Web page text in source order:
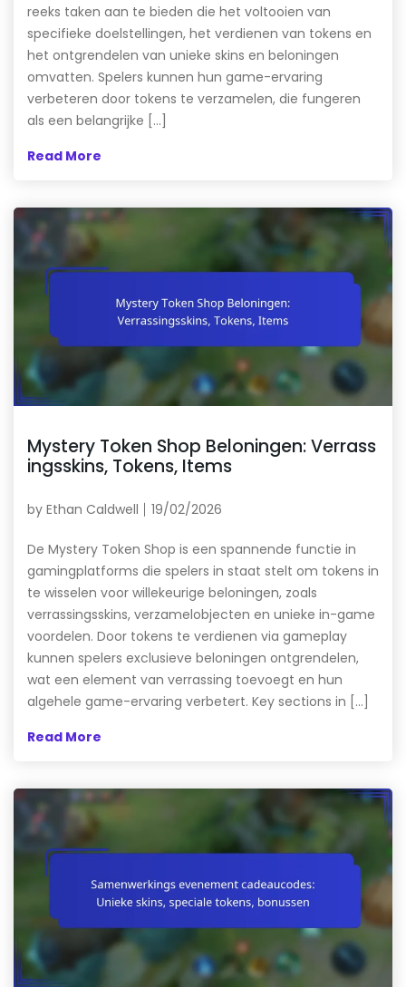
reeks taken aan te bieden die het voltooien van
specifieke doelstellingen, het verdienen van tokens en
het ontgrendelen van unieke skins en beloningen
omvatten. Spelers kunnen hun game-ervaring
verbeteren door tokens te verzamelen, die fungeren
als een belangrijke […]
Read More
Mystery Token Shop Beloningen: Verrass
ingsskins, Tokens, Items
by Ethan Caldwell 19/02/2026
De Mystery Token Shop is een spannende functie in
gamingplatforms die spelers in staat stelt om tokens in
te wisselen voor willekeurige beloningen, zoals
verrassingsskins, verzamelobjecten en unieke in-game
voordelen. Door tokens te verdienen via gameplay
kunnen spelers exclusieve beloningen ontgrendelen,
wat een element van verrassing toevoegt en hun
algehele game-ervaring verbetert. Key sections in […]
Read More